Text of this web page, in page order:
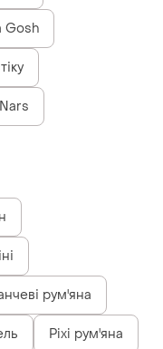
Gosh
рум'яна
Pixi рум'яна